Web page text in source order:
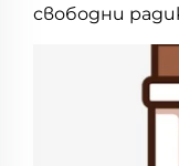
свободни